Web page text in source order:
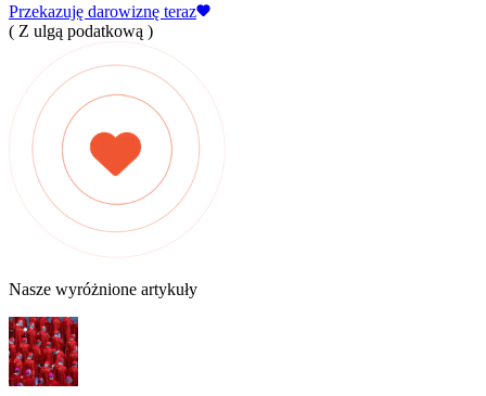
Przekazuję darowiznę teraz
( Z ulgą podatkową )
Nasze wyróżnione artykuły